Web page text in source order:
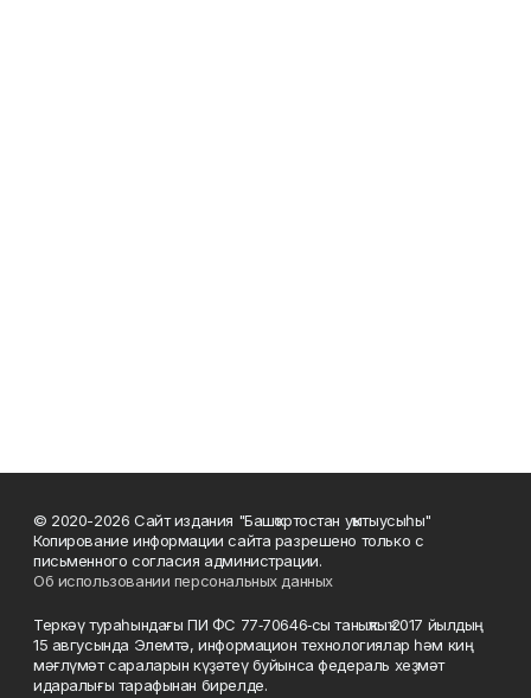
© 2020-2026 Сайт издания "Башҡортостан уҡытыусыһы"
Копирование информации сайта разрешено только с
письменного согласия администрации.
Об использовании персональных данных
Теркәү тураһындағы ПИ ФС 77‑70646‑сы таныҡлыҡ 2017 йылдың
15 авгусында Элемтә, информацион технологиялар һәм киң
мәғлүмәт сараларын күҙәтеү буйынса федераль хеҙмәт
идаралығы тарафынан бирелде.